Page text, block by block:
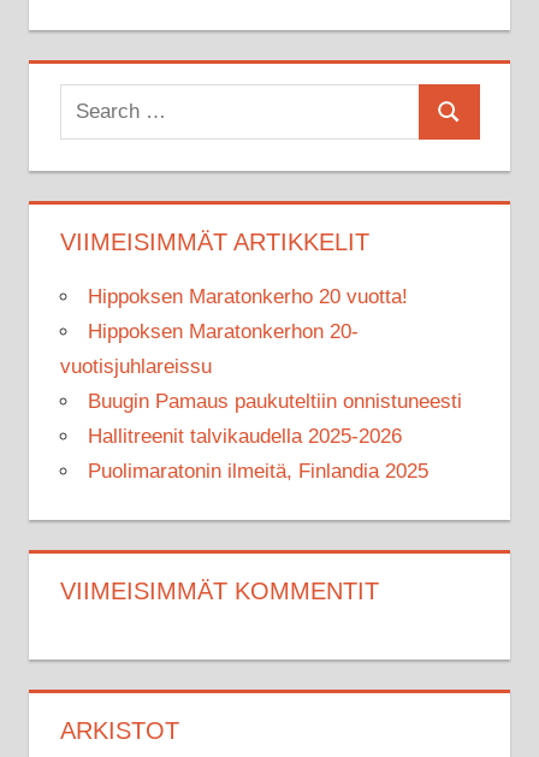
Search
for:
Search
VIIMEISIMMÄT ARTIKKELIT
Hippoksen Maratonkerho 20 vuotta!
Hippoksen Maratonkerhon 20-
vuotisjuhlareissu
Buugin Pamaus paukuteltiin onnistuneesti
Hallitreenit talvikaudella 2025-2026
Puolimaratonin ilmeitä, Finlandia 2025
VIIMEISIMMÄT KOMMENTIT
ARKISTOT